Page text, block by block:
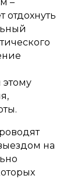
отдохнуть
этому
на